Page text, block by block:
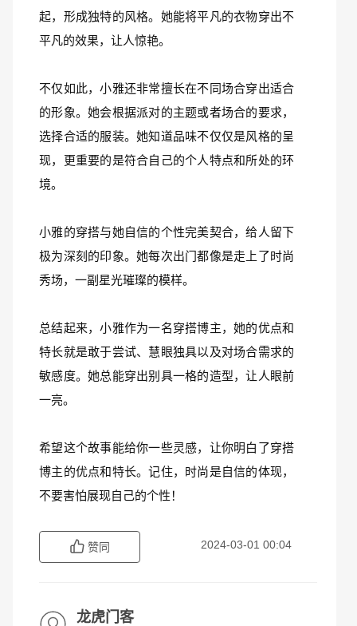
起，形成独特的风格。她能将平凡的衣物穿出不
平凡的效果，让人惊艳。
不仅如此，小雅还非常擅长在不同场合穿出适合
的形象。她会根据派对的主题或者场合的要求，
选择合适的服装。她知道品味不仅仅是风格的呈
现，更重要的是符合自己的个人特点和所处的环
境。
小雅的穿搭与她自信的个性完美契合，给人留下
极为深刻的印象。她每次出门都像是走上了时尚
秀场，一副星光璀璨的模样。
总结起来，小雅作为一名穿搭博主，她的优点和
特长就是敢于尝试、慧眼独具以及对场合需求的
敏感度。她总能穿出别具一格的造型，让人眼前
一亮。
希望这个故事能给你一些灵感，让你明白了穿搭
博主的优点和特长。记住，时尚是自信的体现，
不要害怕展现自己的个性！
赞同 2024-03-01 00:04
龙虎门客